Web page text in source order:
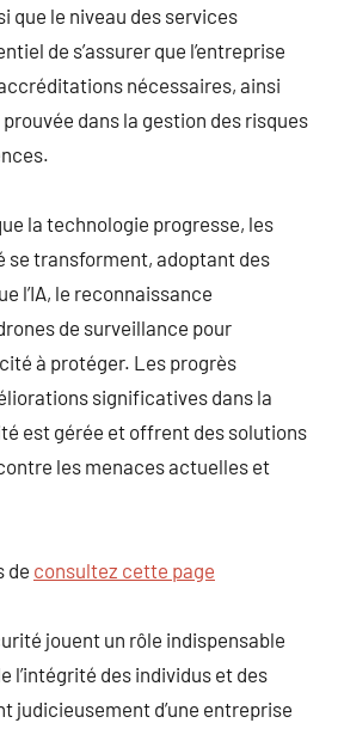
que le niveau des services
de s’assurer que l’entreprise
nécessaires, ainsi
dans la gestion des risques
la technologie progresse, les
se transforment, adoptant des
l’IA, le reconnaissance
de surveillance pour
à protéger. Les progrès
significatives dans la
est gérée et offrent des solutions
les menaces actuelles et
de consultez cette page
jouent un rôle indispensable
l’intégrité des individus et des
judicieusement d’une entreprise